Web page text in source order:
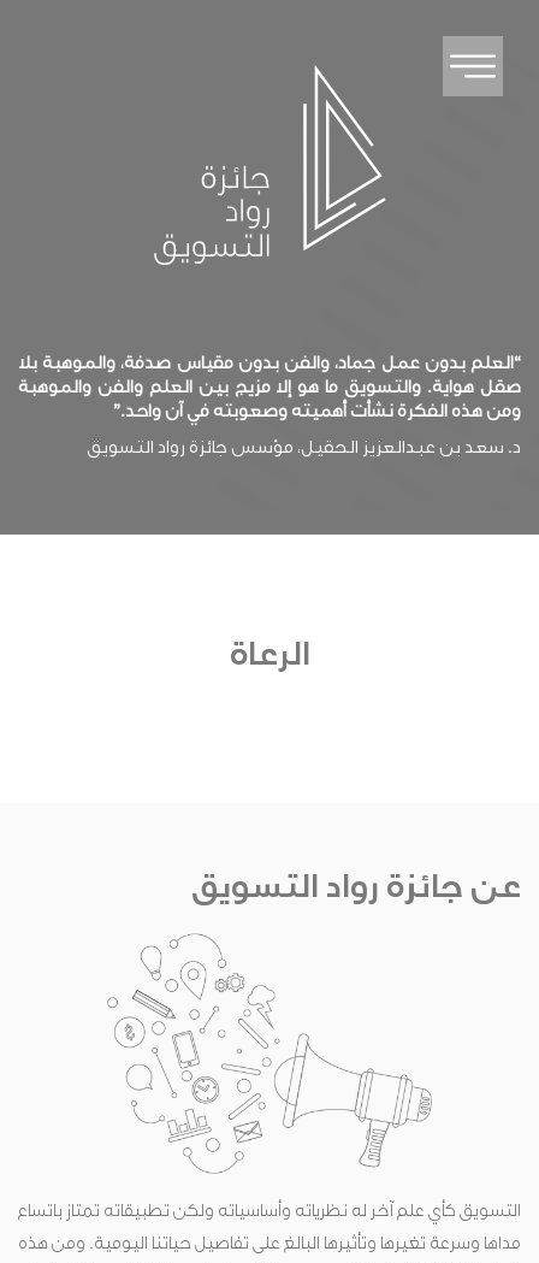
“العلم بدون عمل جماد، والفن بدون مقياس صدفة، والموهبة بلا
صقل هواية. والتسويق ما هو إلا مزيج بين العلم والفن والموهبة
ومن هذه الفكرة نشأت أهميته وصعوبته في آن واحد.”
د. سعد بن عبدالعزيز الحقيل، مؤسس جائزة رواد التسويق
الرعاة
عن جائزة رواد التسويق
التسويق كأي علم آخر له نظرياته وأساسياته ولكن تطبيقاته تمتاز باتساع
مداها وسرعة تغيرها وتأثيرها البالغ على تفاصيل حياتنا اليومية. ومن هذه